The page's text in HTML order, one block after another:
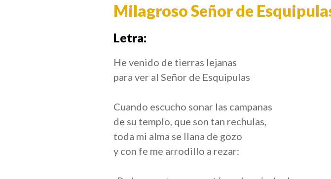
Milagroso Señor de
Letra:
He venido de tierras lejanas
para ver al Señor de Esquipulas
Cuando escucho sonar las campanas
de su templo, que son tan rechulas,
toda mi alma se llana de gozo
y con fe me arrodillo a rezar: